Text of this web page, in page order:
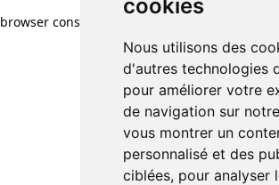
cookies
Nous utilisons des
d'autres technologies
pour améliorer votre
de navigation sur
vous montrer un
personnalisé et des
ciblées, pour analyser
browser console for more information)